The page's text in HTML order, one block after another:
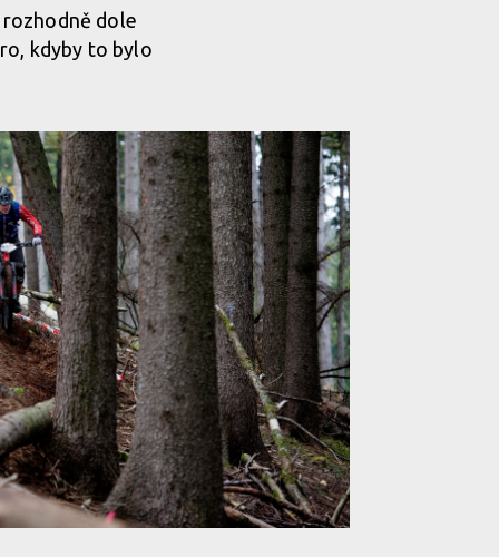
rozhodně dole
kdyby to bylo